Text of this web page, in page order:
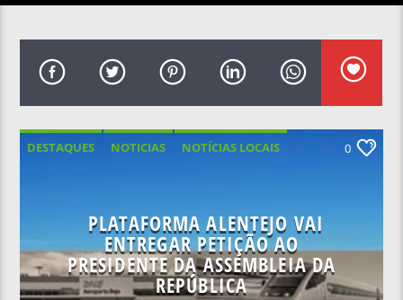
DESTAQUES NOTICIAS
NOTÍCIAS LOCAIS
0
PLATAFORMA ALENTEJO VAI
ENTREGAR PETIÇÃO AO
PRESIDENTE DA ASSEMBLEIA DA
REPÚBLICA